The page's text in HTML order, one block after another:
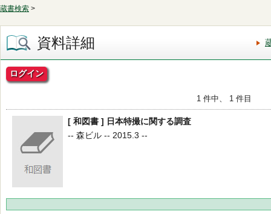
蔵書検索 >
資料詳細
ログイン
1 件中、 1 件目
[ 和図書 ] 日本特撮に関する調査
-- 森ビル -- 2015.3 --